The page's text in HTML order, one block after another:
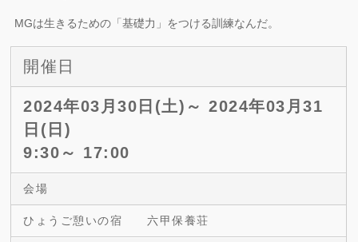
MGは生きるための「基礎力」をつける訓練なんだ。
開催日
2024年03月30日(土)～ 2024年03月31
日(日)
9:30～ 17:00
会場
ひょうご憩いの宿 六甲保養荘